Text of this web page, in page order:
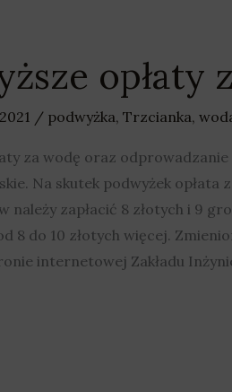
opłaty
/ podwyżka, Trzcianka,
za wodę oraz
Na skutek podwyżek opłata
należy zapłacić 8 złotych i 9
8 do 10 złotych więcej.
internetowej Zakładu